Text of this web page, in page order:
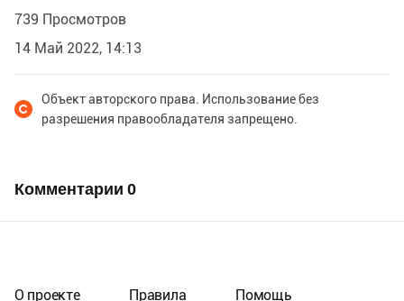
739 Просмотров
14 Май 2022, 14:13
Объект авторского права. Использование без
разрешения правообладателя запрещено.
Комментарии 0
О проекте Правила Помощь